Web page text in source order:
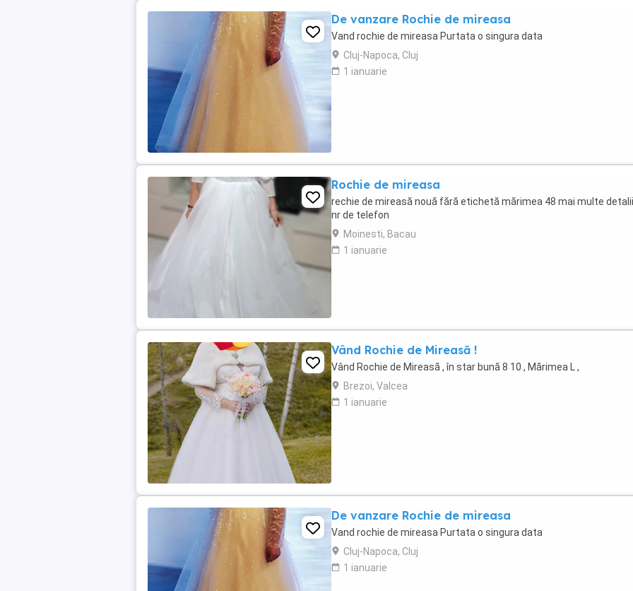
De vanzare Rochie de mireasa
Vand rochie de mireasa Purtata o singura data
Cluj-Napoca, Cluj
1 ianuarie
Rochie de mireasa
rechie de mireasă nouă fără etichetă mărimea 48 mai multe
nr de telefon
Moinesti, Bacau
1 ianuarie
Vând Rochie de Mireasă !
Vând Rochie de Mireasă , în star bună 8 10 , Mărimea L ,
Brezoi, Valcea
1 ianuarie
De vanzare Rochie de mireasa
Vand rochie de mireasa Purtata o singura data
Cluj-Napoca, Cluj
1 ianuarie